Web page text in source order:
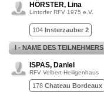
HÖRSTER, Lina
Lintorfer RFV 1975 e.V.
104 Insterzauber 2
I - NAME DES TEILNEHMERS
ISPAS, Daniel
RFV Velbert-Heiligenhaus
178 Chateau Bordeaux